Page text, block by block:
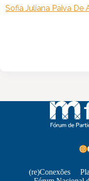
Sofia Juliana Paiva De
(re)Conexões